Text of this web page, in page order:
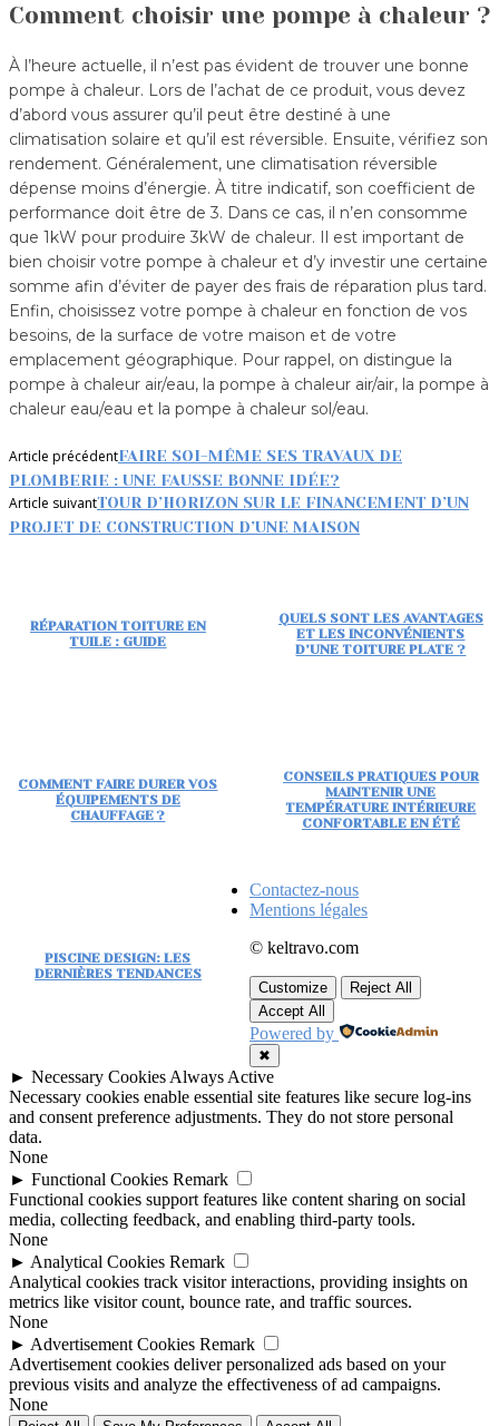
Comment choisir une pompe à chaleur ?
À l’heure actuelle, il n’est pas évident de trouver une bonne
pompe à chaleur. Lors de l’achat de ce produit, vous devez
d’abord vous assurer qu’il peut être destiné à une
climatisation solaire et qu’il est réversible. Ensuite, vérifiez son
rendement. Généralement, une climatisation réversible
dépense moins d’énergie. À titre indicatif, son coefficient de
performance doit être de 3. Dans ce cas, il n’en consomme
que 1kW pour produire 3kW de chaleur. Il est important de
bien choisir votre pompe à chaleur et d’y investir une certaine
somme afin d’éviter de payer des frais de réparation plus tard.
Enfin, choisissez votre pompe à chaleur en fonction de vos
besoins, de la surface de votre maison et de votre
emplacement géographique. Pour rappel, on distingue la
pompe à chaleur air/eau, la pompe à chaleur air/air, la pompe à
chaleur eau/eau et la pompe à chaleur sol/eau.
Article précédentFAIRE SOI-MÊME SES TRAVAUX DE
PLOMBERIE : UNE FAUSSE BONNE IDÉE?
Article suivantTOUR D’HORIZON SUR LE FINANCEMENT D’UN
PROJET DE CONSTRUCTION D’UNE MAISON
RÉPARATION TOITURE EN
TUILE : GUIDE
QUELS SONT LES AVANTAGES
ET LES INCONVÉNIENTS
D’UNE TOITURE PLATE ?
COMMENT FAIRE DURER VOS
ÉQUIPEMENTS DE
CHAUFFAGE ?
CONSEILS PRATIQUES POUR
MAINTENIR UNE
TEMPÉRATURE INTÉRIEURE
CONFORTABLE EN ÉTÉ
PISCINE DESIGN: LES
DERNIÈRES TENDANCES
Contactez-nous
Mentions légales
© keltravo.com
Customize
Reject All
Accept All
Powered by
✖
► Necessary Cookies Always Active
Necessary cookies enable essential site features like secure log-ins
and consent preference adjustments. They do not store personal
data.
None
► Functional Cookies Remark
Functional cookies support features like content sharing on social
media, collecting feedback, and enabling third-party tools.
None
► Analytical Cookies Remark
Analytical cookies track visitor interactions, providing insights on
metrics like visitor count, bounce rate, and traffic sources.
None
► Advertisement Cookies Remark
Advertisement cookies deliver personalized ads based on your
previous visits and analyze the effectiveness of ad campaigns.
None